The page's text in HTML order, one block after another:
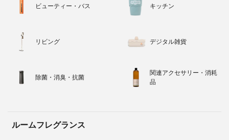
ビューティー・バス キッチン
リビング デジタル雑貨
除菌・消臭・抗菌
関連アクセサリー・消耗
品
ルームフレグランス